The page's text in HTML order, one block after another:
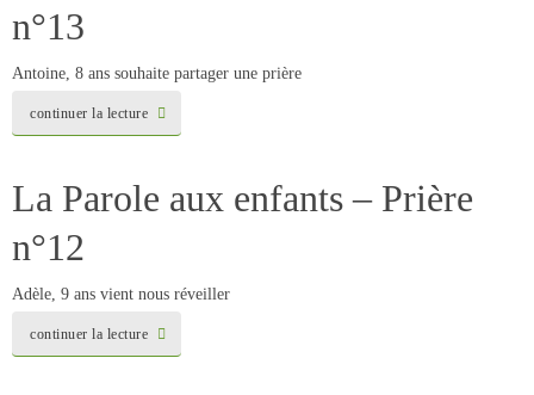
n°13
Antoine, 8 ans souhaite partager une prière
continuer la lecture
La Parole aux enfants – Prière
n°12
Adèle, 9 ans vient nous réveiller
continuer la lecture